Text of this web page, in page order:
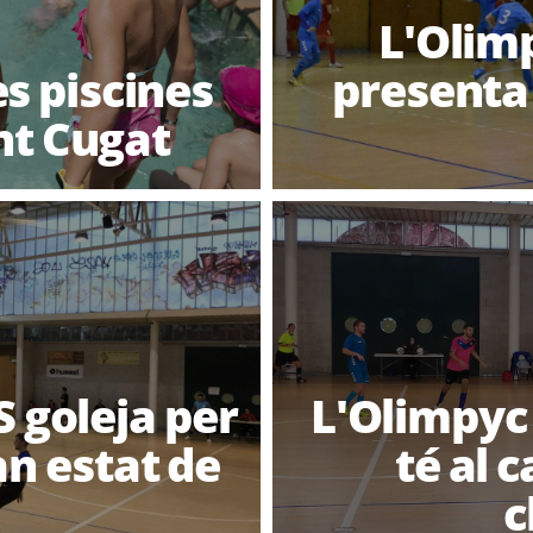
piscines
Cugat
goleja per
estat de
L'Olimpyc
té al